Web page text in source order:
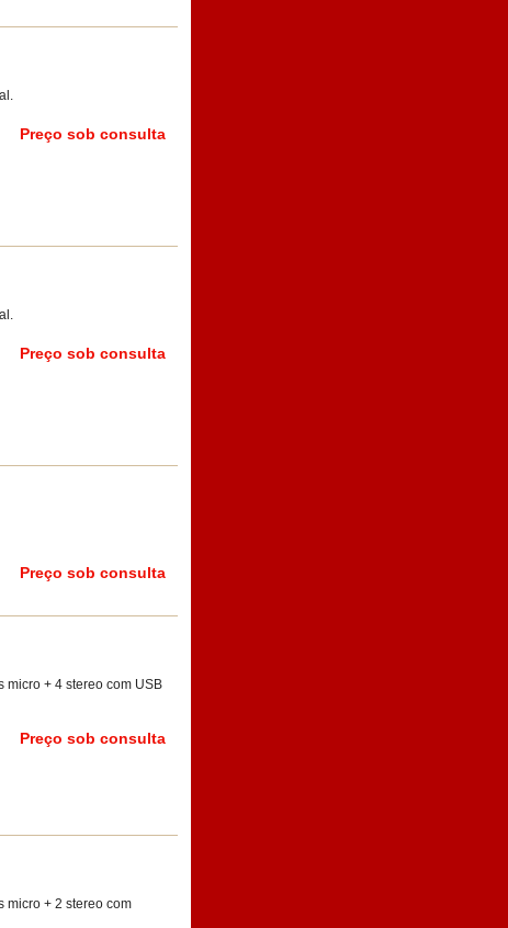
Preço sob consulta
Preço sob consulta
Preço sob consulta
micro + 4 stereo com USB
Preço sob consulta
micro + 2 stereo com